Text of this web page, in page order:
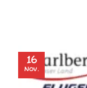
16
Nov.